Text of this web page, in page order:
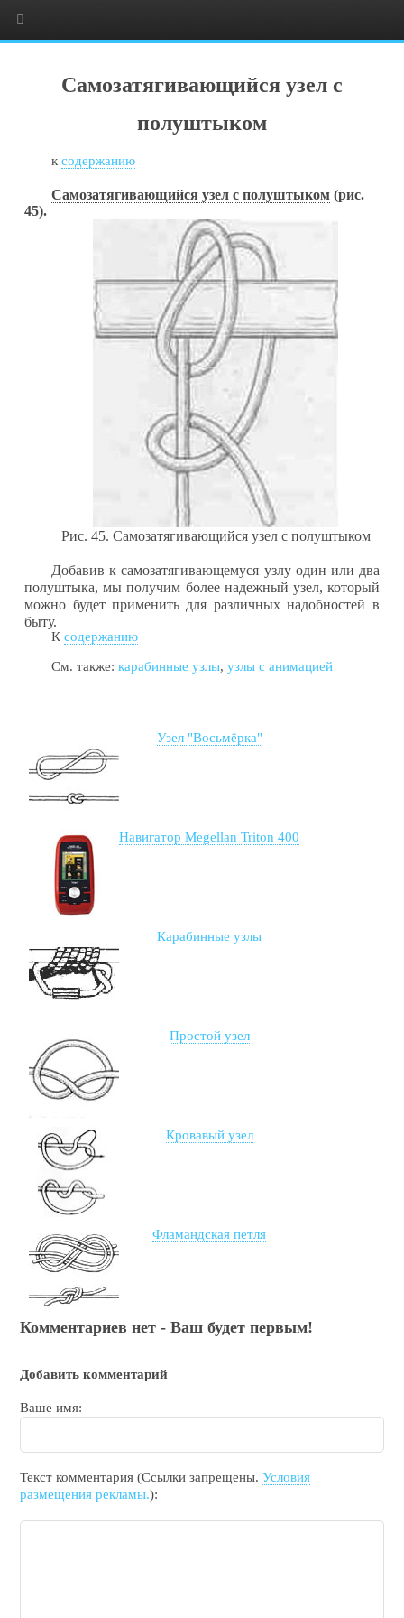
Самозатягивающийся узел c
полуштыком
ксодержанию
Самозатягивающийся узел с полуштыком (рис.
45).
Рис. 45. Самозатягивающийся узел с полуштыком
Добавив к самозатягивающемуся узлу один или два
полу­штыка, мы получим более надежный узел, который
можно будет применить для различных надобностей в
быту.
Ксодержанию
См. также:карабинные узлы,узлы с анимацией
Узел "Восьмёрка"
Навигатор Megellan Triton 400
Карабинные узлы
Простой узел
Кровавый узел
Фламандская петля
Комментариев нет - Ваш будет первым!
Добавить комментарий
Ваше имя:
Текст комментария (Ссылки запрещены.Условия
размещения рекламы.):